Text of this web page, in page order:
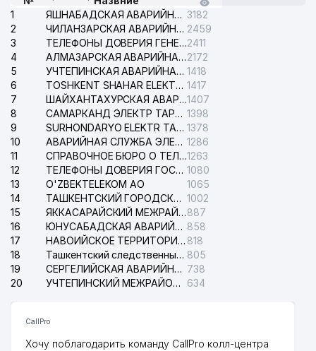
1
ЯШНАБАДСКАЯ АВАРИЙНАЯ СЛУЖБА ЭЛЕКТРОСЕТИ 3182
2
ЧИЛАНЗАРСКАЯ АВАРИЙНАЯ СЛУЖБА ЭЛЕКТРОСЕТИ 2459
3
ТЕЛЕФОНЫ ДОВЕРИЯ ГЕНЕРАЛЬНОЙ ПРОКУРАТУРЫ РЕСПУБЛИКИ УЗБЕКИСТАН2411
4
АЛМАЗАРСКАЯ АВАРИЙНАЯ СЛУЖБА ЭЛЕКТРОСЕТИ2172
5
УЧТЕПИНСКАЯ АВАРИЙНАЯ СЛУЖБА ЭЛЕКТРОСЕТИ 1418
6
TOSHKENT SHAHAR ELEKTR TARMOQLARI KORXONASI АО 1417
7
ШАЙХАНТАХУРСКАЯ АВАРИЙНАЯ СЛУЖБА ЭЛЕКТРОСЕТИ1407
8
САМАРКАНД ЭЛЕКТР ТАРМОКЛАРИ АО 1398
9
SURHONDARYO ELEKTR TARMOKLARI АО 1378
10
АВАРИЙНАЯ СЛУЖБА ЭЛЕКТРОСЕТИ ТАШКЕНТСКОГО РАЙОНА 1286
11
СПРАВОЧНОЕ БЮРО О ТЕЛЕФОНАХ ОРГАНИЗАЦИЙ г. ТАШКЕНТА1263
12
ТЕЛЕФОНЫ ДОВЕРИЯ ГОСУДАРСТВЕННОГО ЦЕНТРА ТЕСТИРОВАНИЯ 1080
13
O'ZBEKTELEKOM АО
1065
14
ТАШКЕНТСКИЙ ГОРОДСКОЙ СУД ПО ГРАЖДАНСКИМ ДЕЛАМ 1002
15
ЯККАСАРАЙСКИЙ МЕЖРАЙОННЫЙ СУД ПО ГРАЖДАНСКИМ ДЕЛАМ887
16
ЮНУСАБАДСКАЯ АВАРИЙНАЯ СЛУЖБА ЭЛЕКТРОСЕТИ 858
17
НАВОИЙСКОЕ ТЕРРИТОРИАЛЬНОЕ ПРЕДПРИЯТИЕ ЭЛЕКТРОСЕТИ АО 818
18
Ташкентский следственный изолятор 805
19
СЕРГЕЛИЙСКАЯ АВАРИЙНАЯ СЛУЖБА ЭЛЕКТРОСЕТИ 738
20
УЧТЕПИНСКИЙ МЕЖРАЙОННЫЙ СУД ПО ГРАЖДАНСКИМ ДЕЛАМ 634
CallPro
Хочу поблагодарить команду CallPro колл-центра